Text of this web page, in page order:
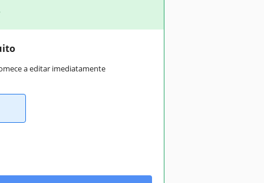
a editar imediatamente